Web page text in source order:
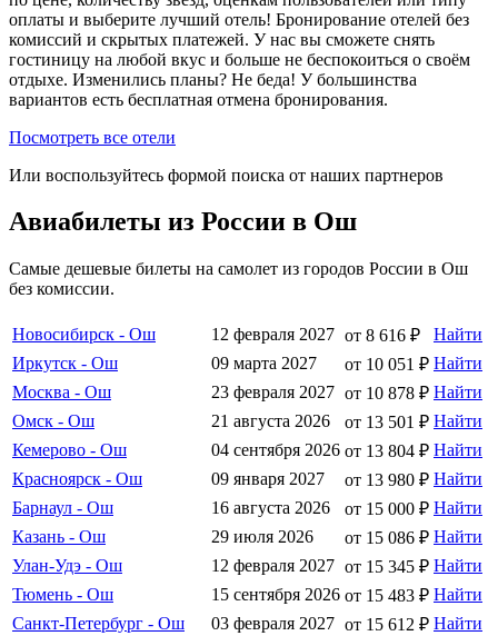
оплаты и выберите лучший отель! Бронирование отелей без
комиссий и скрытых платежей. У нас вы сможете снять
гостиницу на любой вкус и больше не беспокоиться о своём
отдыхе. Изменились планы? Не беда! У большинства
вариантов есть бесплатная отмена бронирования.
Посмотреть все отели
Или воспользуйтесь формой поиска от наших партнеров
Авиабилеты из России в Ош
Самые дешевые билеты на самолет из городов России в Ош
без комиссии.
Новосибирск - Ош 12 февраля 2027 от 8 616 ₽
Найти
Иркутск - Ош
09 марта 2027 от 10 051 ₽ Найти
Москва - Ош
23 февраля 2027 от 10 878 ₽ Найти
Омск - Ош
21 августа 2026 от 13 501 ₽ Найти
Кемерово - Ош
04 сентября 2026 от 13 804 ₽ Найти
Красноярск - Ош
09 января 2027 от 13 980 ₽ Найти
Барнаул - Ош
16 августа 2026 от 15 000 ₽ Найти
Казань - Ош
29 июля 2026 от 15 086 ₽ Найти
Улан-Удэ - Ош
12 февраля 2027 от 15 345 ₽ Найти
Тюмень - Ош
15 сентября 2026 от 15 483 ₽ Найти
Санкт-Петербург - Ош
03 февраля 2027 от 15 612 ₽ Найти